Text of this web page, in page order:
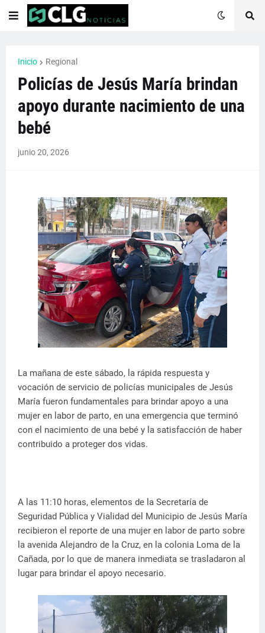
Inicio Regional
Policías de Jesús María brindan
apoyo durante nacimiento de una
bebé
junio 20, 2026
La mañana de este sábado, la rápida respuesta y
vocación de servicio de policías municipales de Jesús
María fueron fundamentales para brindar apoyo a una
mujer en labor de parto, en una emergencia que terminó
con el nacimiento de una bebé y la satisfacción de haber
contribuido a proteger dos vidas.
A las 11:10 horas, elementos de la Secretaría de
Seguridad Pública y Vialidad del Municipio de Jesús María
recibieron el reporte de una mujer en labor de parto sobre
la avenida Alejandro de la Cruz, en la colonia Loma de la
Cañada, por lo que de manera inmediata se trasladaron al
lugar para brindar el apoyo necesario.